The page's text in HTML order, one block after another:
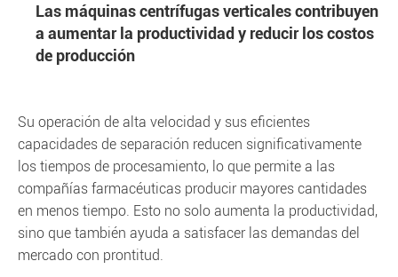
Las máquinas centrífugas verticales contribuyen
a aumentar la productividad y reducir los costos
de producción
Su operación de alta velocidad y sus eficientes
capacidades de separación reducen significativamente
los tiempos de procesamiento, lo que permite a las
compañías farmacéuticas producir mayores cantidades
en menos tiempo. Esto no solo aumenta la productividad,
sino que también ayuda a satisfacer las demandas del
mercado con prontitud.